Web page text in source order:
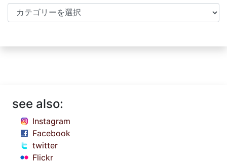
Categories
see also:
Instagram
Facebook
twitter
Flickr